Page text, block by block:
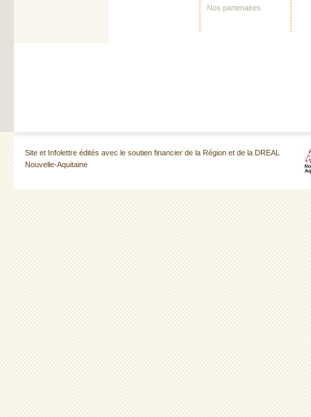
Nos partenaires
Site et Infolettre édités avec le soutien financier de la Région et de la DREAL
Nouvelle-Aquitaine